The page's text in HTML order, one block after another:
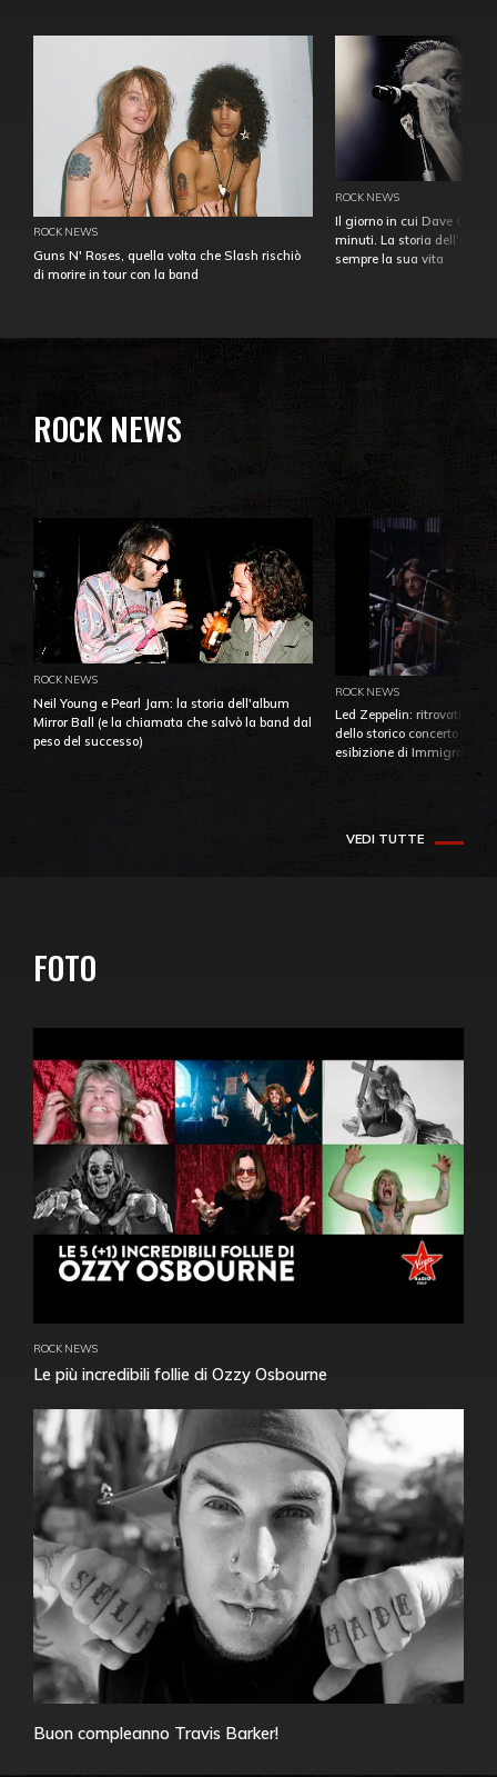
ROCK NEWS
Guns N' Roses, quella volta che Slash rischiò
di morire in tour con la band
ROCK NEWS
Il giorno in cui Dave
minuti. La storia
sempre la sua vita
ROCK NEWS
ROCK NEWS
Neil Young e Pearl Jam: la storia dell'album
Mirror Ball (e la chiamata che salvò la band dal
peso del successo)
ROCK NEWS
Led Zeppelin: ritrovati e
dello storico concerto di
esibizione di Immigrant
VEDI TUTTE
FOTO
ROCK NEWS
Le più incredibili follie di Ozzy Osbourne
Buon compleanno Travis Barker!